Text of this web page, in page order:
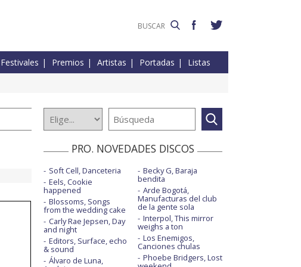
Festivales Premios Artistas Portadas Listas
PRO. NOVEDADES DISCOS
Soft Cell, Danceteria
Eels, Cookie
happened
Blossoms, Songs
from the wedding cake
Carly Rae Jepsen, Day
and night
Editors, Surface, echo
& sound
Álvaro de Luna,
Becky G, Baraja
bendita
Arde Bogotá,
Manufacturas del club
de la gente sola
Interpol, This mirror
weighs a ton
Los Enemigos,
Canciones chulas
Phoebe Bridgers, Lost